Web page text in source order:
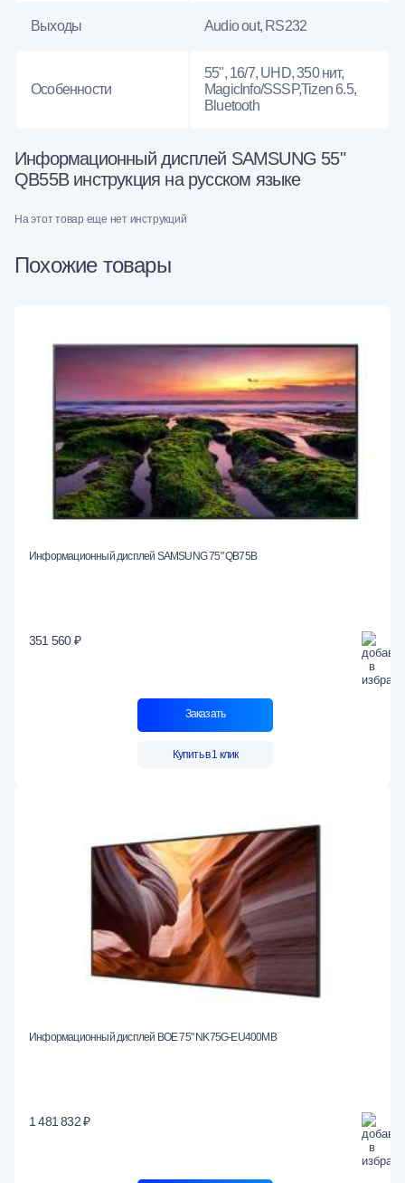
Выходы Audio out, RS232
Особенности
55", 16/7, UHD, 350 нит,
MagicInfo/SSSP,Tizen 6.5,
Bluetooth
Информационный дисплей SAMSUNG 55"
QB55B инструкция на русском языке
На этот товар еще нет инструкций
Похожие товары
Информационный дисплей SAMSUNG 75" QB75B
351 560 ₽
Заказать
Купить в 1 клик
Информационный дисплей BOE 75" NK75G-EU400MB
1 481 832 ₽